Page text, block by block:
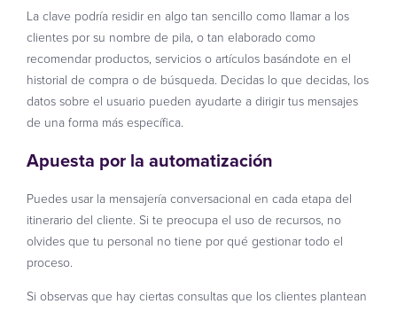
La clave podría residir en algo tan sencillo como llamar a los
clientes por su nombre de pila, o tan elaborado como
recomendar productos, servicios o artículos basándote en el
historial de compra o de búsqueda. Decidas lo que decidas, los
datos sobre el usuario pueden ayudarte a dirigir tus mensajes
de una forma más específica.
Apuesta por la automatización
Puedes usar la mensajería conversacional en cada etapa del
itinerario del cliente. Si te preocupa el uso de recursos, no
olvides que tu personal no tiene por qué gestionar todo el
proceso.
Si observas que hay ciertas consultas que los clientes plantean